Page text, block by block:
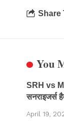
Share
You
SRH vs
सनराइजर्स
April 19,